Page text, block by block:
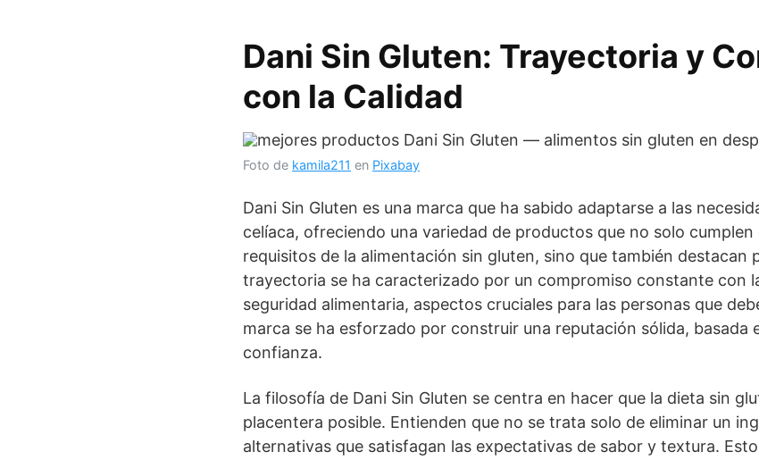
Dani Sin Gluten: Trayectoria y
con la Calidad
Foto de kamila211 en Pixabay
Dani Sin Gluten es una marca que ha sabido adaptarse a las
celíaca, ofreciendo una variedad de productos que no solo
requisitos de la alimentación sin gluten, sino que también destacan
trayectoria se ha caracterizado por un compromiso constante con
seguridad alimentaria, aspectos cruciales para las personas que
marca se ha esforzado por construir una reputación sólida, basada
confianza.
La filosofía de Dani Sin Gluten se centra en hacer que la dieta sin
placentera posible. Entienden que no se trata solo de eliminar un
alternativas que satisfagan las expectativas de sabor y textura.